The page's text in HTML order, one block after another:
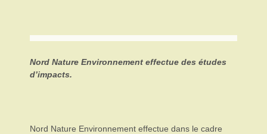
Nord Nature Environnement effectue des études
d’impacts.
Nord Nature Environnement effectue dans le cadre